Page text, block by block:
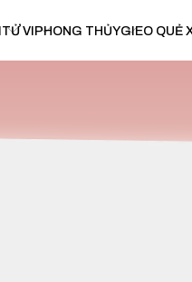
TỬ VI PHONG THỦYGIEO QUẺ